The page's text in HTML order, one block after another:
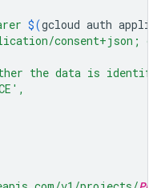
$(gcloud auth
consent+json;
the data is